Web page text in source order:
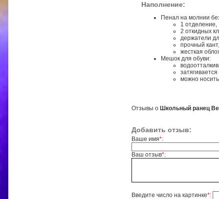
Наполнение:
Пенал на молнии
1 отделение,
2 откидных
держатели
прочный кант,
жесткая
Мешок для обуви:
можно
Отзывы о Школьный ранец
Добавить отзыв:
Ваше имя*:
Ваш отзыв*:
Введите число на картинке*: